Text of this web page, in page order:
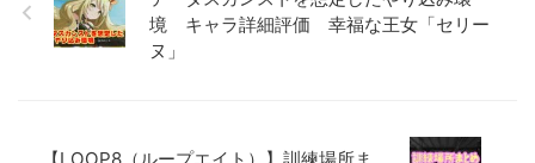
境 キャラ詳細評価 幸福な王女「セリー
ヌ」